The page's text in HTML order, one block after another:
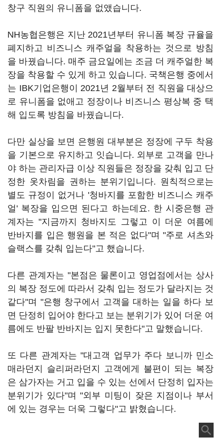
창구 직원의 유니폼을 없앴습니다.
NH농협은행은 지난 2021년부터 유니폼 복장 규율을
폐지하고 비즈니스 캐주얼을 착용하는 것으로 방침
을 바꿨습니다. 매주 금요일에는 조금 더 캐주얼한 복
장을 착용할 수 있게 하고 있습니다. 국책은행 중에서
는 IBK기업은행이 2021년 2월부터 전 직원을 대상으
로 유니폼을 없애고 정장이나 비즈니스 평상복 중 택
해 입도록 방침을 바꿨습니다.
다만 실상을 보면 은행원 대부분은 정장에 구두 착용
을 기본으로 유지하고 잇습니다. 외부로 고객을 만나
야 하는 관리자급 이상 직원들은 정장을 갖춰 입고 단
정한 옷차림을 권하는 분위기입니다. 원칙적으로는
별도 규정이 없거나 '청바지를 포함한 비즈니스 캐주
얼' 복장을 입으면 된다고 하는데요. 한 시중은행 관
계자는 "지금까지 청바지도 그렇고 이 더운 여름에
반바지를 입은 행원을 본 적은 없다"며 "주로 셔츠와
슬랙스를 갖춰 입는다"고 했습니다.
다른 관계자는 "본점은 물론이고 영업점에서는 상사
의 복장 정도에 따라서 갖춰 입는 정도가 달라지는 것
같다"며 "은행 창구에서 고객을 대하는 일을 하다 보
면 단정히 입어야 한다고 보는 분위기가 있어 더운 여
름에도 반팔 반바지는 입지 못한다"고 말했습니다.
또 다른 관계자는 "대고객 업무가 주다 보니까 민소
매라던지 슬리퍼라던지 고객에게 불편이 되는 복장
은 삼가자는 거고 입을 수 있는 선에서 단정히 입자는
분위기가 있다"며 "외부 미팅이 잦은 지점이나 부서
에 있는 경우는 더욱 그렇다"고 밝혔습니다.